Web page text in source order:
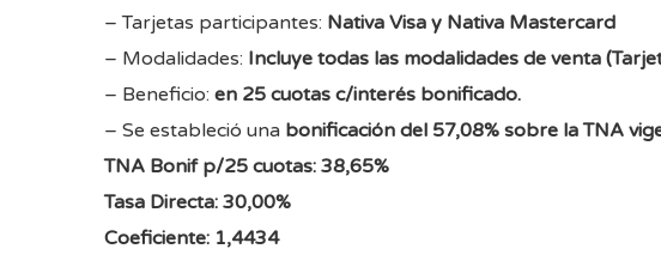
– Tarjetas participantes: Nativa Visa y Nativa Mastercard
– Modalidades: Incluye todas las modalidades de venta
– Beneficio: en 25 cuotas c/interés bonificado.
– Se estableció una bonificación del 57,08% sobre la TNA
TNA Bonif p/25 cuotas: 38,65%
Tasa Directa: 30,00%
Coeficiente: 1,4434